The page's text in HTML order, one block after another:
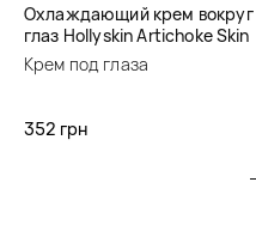
Охлаждающий крем вокруг
глаз Hollyskin Artichoke Skin
Cooling Eye Cream
Крем под глаза
352 грн